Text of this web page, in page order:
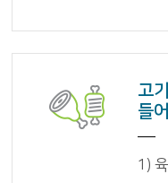
고
들
1)